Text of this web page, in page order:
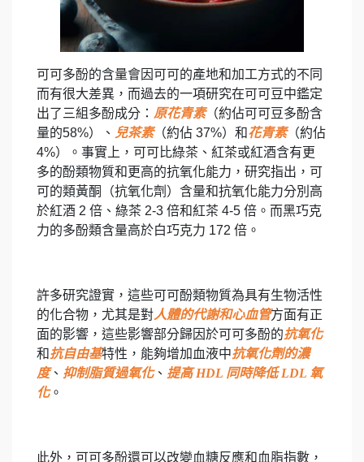
可可多酚的含量會因可可的產地和加工方式的不同
而有很大差異，而過去的一項研究在可可豆中鑑定
出了三組多酚成分： 原花青素（約佔可可豆多酚含
量的58%）、 兒茶素（約佔 37%）和花青素（約佔
4%）。事實上，可可比綠茶、紅茶或紅酒含有更
多的酚類物質和更高的抗氧化能力，研究指出，可
可的類黃酮（抗氧化劑）含量和抗氧化能力分別高
於紅酒 2 倍、綠茶 2-3 倍和紅茶 4-5 倍。而黑巧克
力的多酚類含量高於白巧克力 172 倍。
許多研究證實，這些可可酚類物質為具有生物活性
的化合物，尤其是對人體的代謝和心血管方面有正
面的影響，這些影響部分歸因於可可多酚的抗氧化
和抗自由基特性，能夠增加血液中抗氧化劑的濃
度、 抑制脂質過氧化、 提高HDL 同時降低LDL 氧
化。
此外，可可多酚還可以改變血糖反應和血脂指數，